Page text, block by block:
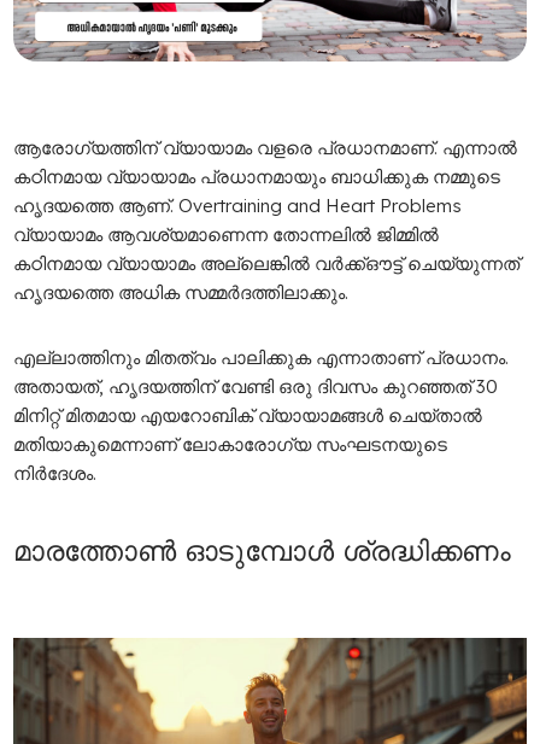
ആരോ​ഗ്യത്തിന് വ്യായാമം വളരെ പ്രധാനമാണ്. എന്നാൽ
കഠിനമായ വ്യായാമം പ്രധാനമായും ബാധിക്കുക നമ്മുടെ
ഹൃദയത്തെ ആണ്. Overtraining and Heart Problems
വ്യായാമം ആവശ്യമാണെന്ന തോന്നലിൽ ജിമ്മിൽ
കഠിനമായ വ്യായാമം അല്ലെങ്കിൽ വർക്ക്ഔട്ട് ചെയ്യുന്നത്
ഹൃദയത്തെ അധിക സമ്മർദത്തിലാക്കും.
എല്ലാത്തിനും മിതത്വം പാലിക്കുക എന്നാതാണ് പ്രധാനം.
അതായത്, ഹൃദയത്തിന് വേണ്ടി ഒരു ദിവസം കുറഞ്ഞത് 30
മിനിറ്റ് മിതമായ എയറോബിക് വ്യായാമങ്ങള്‍ ചെയ്താൽ
മതിയാകുമെന്നാണ് ലോകാരോ​ഗ്യ സംഘടനയുടെ
നിർദേശം.
മാരത്തോണ്‍ ഓടുമ്പോൾ ശ്രദ്ധിക്കണം